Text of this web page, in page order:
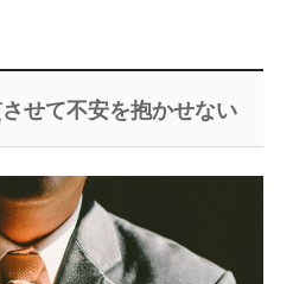
せて不安を抱かせない